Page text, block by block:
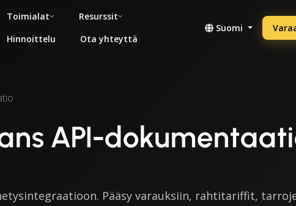
Toimialat
Resurssit
Hinnoittelu
Ota yhteyttä
Suomi
API-
Pääsy varauksiin, rahtitariffit,